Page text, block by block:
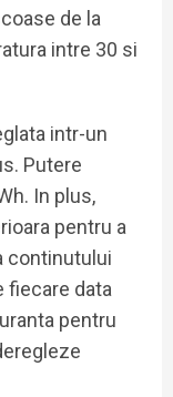
de la
intre 30 si
intr-un
Putere
In plus,
pentru a
continutului
fiecare data
pentru